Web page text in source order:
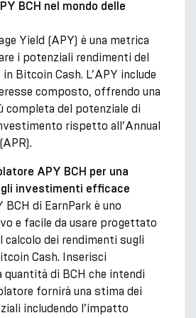
BCH nel mondo delle
Yield (APY) è una metrica
i potenziali rendimenti del
Bitcoin Cash. L’APY include
composto, offrendo una
completa del potenziale di
rispetto all’Annual
APY BCH per una
investimenti efficace
di EarnPark è uno
e facile da usare progettato
calcolo dei rendimenti sugli
Cash. Inserisci
quantità di BCH che intendi
fornirà una stima dei
includendo l’impatto